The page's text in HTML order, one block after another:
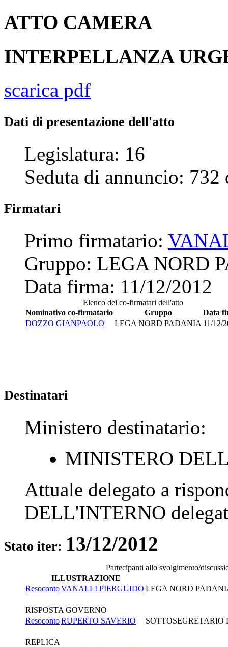
ATTO CAMERA
INTERPELLANZA
scarica pdf
Dati di presentazione dell'atto
Legislatura: 16
Seduta di annuncio: 732
Firmatari
Primo firmatario:
Gruppo: LEGA NORD
Data firma: 11/12/2012
Elenco dei co-firmatari dell'atto
Nominativo co-firmatario
Gruppo
Data
DOZZO GIANPAOLO
LEGA NORD PADANIA 11/12/
Destinatari
Ministero destinatario:
MINISTERO
Attuale delegato a
DELL'INTERNO
Stato iter: 13/12/2012
Partecipanti allo svolgimento/
ILLUSTRAZIONE
ResocontoVANALLI PIERGUIDO LEGA NORD
RISPOSTA GOVERNO
ResocontoRUPERTO SAVERIO
REPLICA